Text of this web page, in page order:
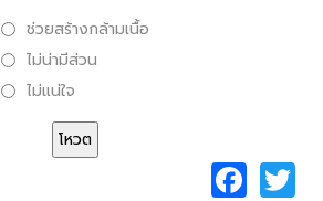
Choices
ช่วยสร้างกล้ามเนื้อ
ไม่น่ามีส่วน
ไม่แน่ใจ
F